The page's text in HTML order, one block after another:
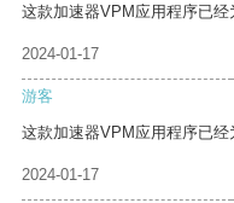
这款加速器VPM应用程序已经
2024-01-17
游客
这款加速器VPM应用程序已经
2024-01-17